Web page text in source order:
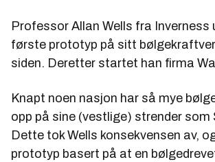
Professor Allan Wells fra Inverness
første prototyp på sitt
siden. Deretter startet han firma
Knapt noen nasjon har så mye
opp på sine (vestlige) strender
Dette tok Wells konsekvensen av,
prototyp basert på at en